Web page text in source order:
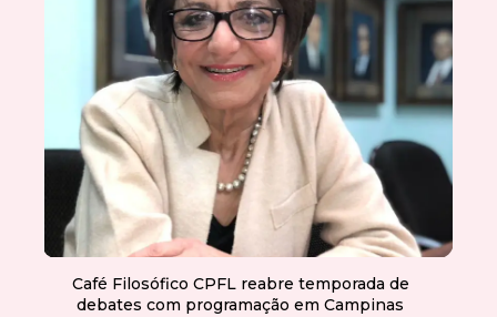
Café Filosófico CPFL reabre temporada de
debates com programação em Campinas